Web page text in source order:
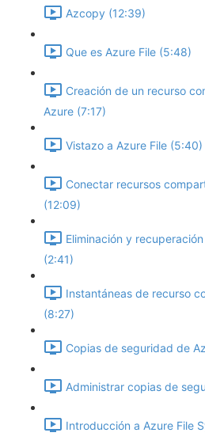
Azcopy (12:39)
Que es Azure File (5:48)
Creación de un recurso
Azure (7:17)
Vistazo a Azure File (5:40)
Conectar recursos
(12:09)
Eliminación y
(2:41)
Instantáneas de recurso
(8:27)
Copias de seguridad de
Administrar copias de
Introducción a Azure File